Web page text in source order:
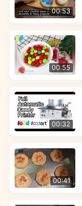
00:53
00:55
00:32
00:41